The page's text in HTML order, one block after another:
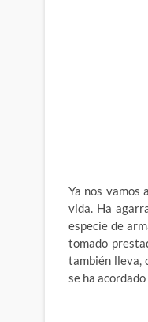
Ya nos vamos
vida. Ha
especie de
tomado
también lleva,
se ha